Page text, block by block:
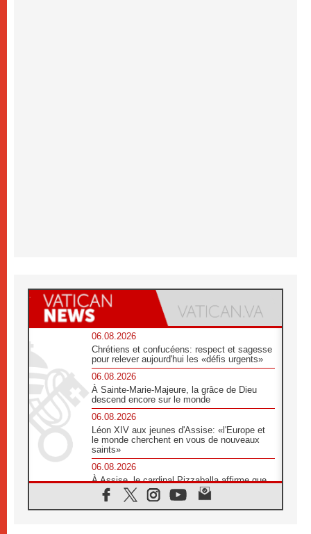
06.08.2026
Chrétiens et confucéens: respect et sagesse
pour relever aujourd'hui les «défis urgents»
06.08.2026
À Sainte-Marie-Majeure, la grâce de Dieu
descend encore sur le monde
06.08.2026
Léon XIV aux jeunes d'Assise: «l'Europe et
le monde cherchent en vous de nouveaux
saints»
06.08.2026
À Assise, le cardinal Pizzaballa affirme que
«les chrétiens veulent la paix»
06.08.2026